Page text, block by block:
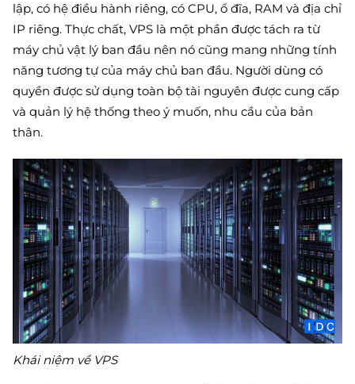
lập, có hệ điều hành riêng, có CPU, ổ đĩa, RAM và địa chỉ
IP riêng. Thực chất, VPS là một phần được tách ra từ
máy chủ vật lý ban đầu nên nó cũng mang những tính
năng tương tự của máy chủ ban đầu. Người dùng có
quyền được sử dụng toàn bộ tài nguyên được cung cấp
và quản lý hệ thống theo ý muốn, nhu cầu của bản
thân.
Khái niệm về VPS